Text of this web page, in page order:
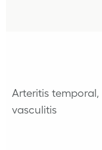
Arteritis temporal,
vasculitis